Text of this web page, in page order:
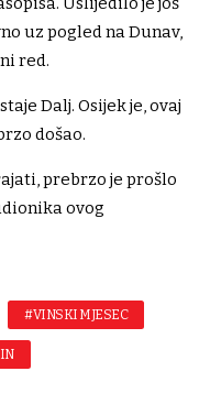
uz pogled na Dunav,
red.
Dalj. Osijek je, ovaj
došao.
prebrzo je prošlo
ovog
#VINSKI MJESEC